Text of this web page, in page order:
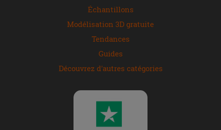
Échantillons
Modélisation 3D gratuite
Tendances
Guides
Découvrez d'autres catégories